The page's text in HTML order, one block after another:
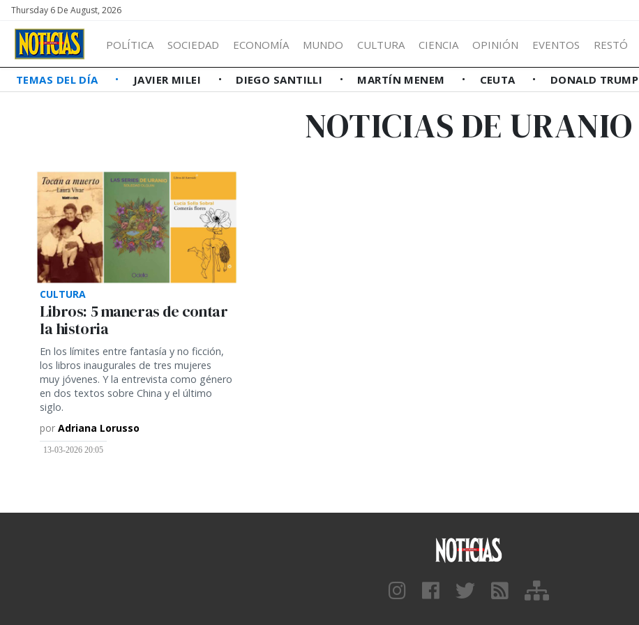
Thursday 6 De August, 2026
POLÍTICA SOCIEDAD ECONOMÍA MUNDO CULTURA CIENCIA OPINIÓN EVENTOS RESTÓ
TEMAS DEL DÍA JAVIER MILEI DIEGO SANTILLI MARTÍN MENEM CEUTA DONALD TRUMP
NOTICIAS DE URANIO
CULTURA
Libros: 5 maneras de contar
la historia
En los límites entre fantasía y no ficción,
los libros inaugurales de tres mujeres
muy jóvenes. Y la entrevista como género
en dos textos sobre China y el último
siglo.
por Adriana Lorusso
13-03-2026 20:05